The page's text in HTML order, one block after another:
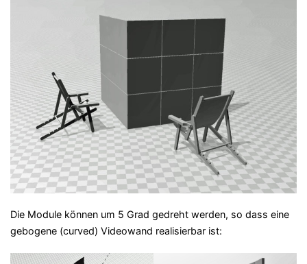
Die Module können um 5 Grad gedreht werden, so dass eine
gebogene (curved) Videowand realisierbar ist: